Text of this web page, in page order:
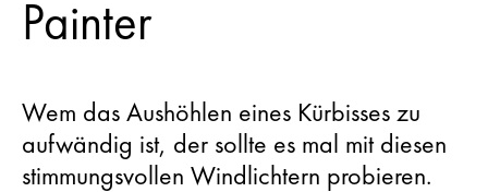
Painter
Wem das Aushöhlen eines Kürbisses zu
aufwändig ist, der sollte es mal mit diesen
stimmungsvollen Windlichtern probieren.